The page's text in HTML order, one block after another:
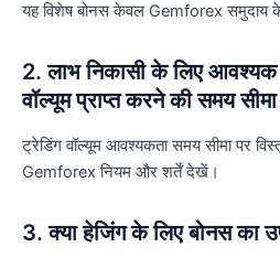
यह विशेष बोनस केवल Gemforex समुदाय
2. लाभ निकासी के लिए
वॉल्यूम प्राप्त करने की समय
ट्रेडिंग वॉल्यूम आवश्यकता समय सीमा पर
Gemforex नियम और शर्तें देखें।
3. क्या हेजिंग के लिए बोनस का